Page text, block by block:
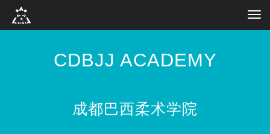
CDBJJ ACADEMY
成都巴西柔术学院